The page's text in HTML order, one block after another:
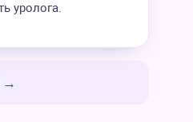
уролога.
→